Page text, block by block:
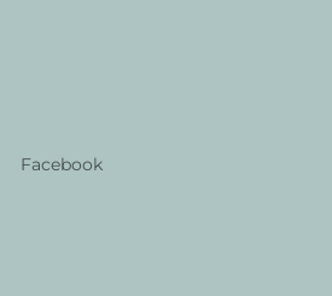
Facebook